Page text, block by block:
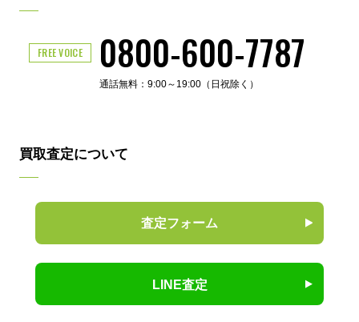
FREE VOICE 0800-600-7787
通話無料：9:00～19:00（日祝除く）
買取査定について
査定フォーム
LINE査定